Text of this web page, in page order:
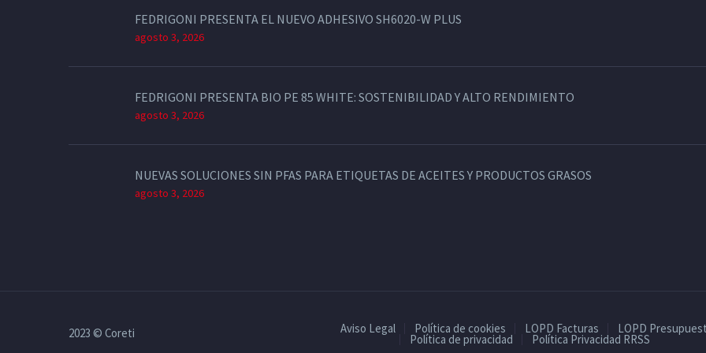
FEDRIGONI PRESENTA EL NUEVO ADHESIVO SH6020-W PLUS
agosto 3, 2026
FEDRIGONI PRESENTA BIO PE 85 WHITE: SOSTENIBILIDAD Y ALTO RENDIMIENTO
agosto 3, 2026
NUEVAS SOLUCIONES SIN PFAS PARA ETIQUETAS DE ACEITES Y PRODUCTOS GRASOS
agosto 3, 2026
Aviso Legal Política de cookies LOPD Facturas LOPD
Política de privacidad Política Privacidad RRSS
2023 © Coreti